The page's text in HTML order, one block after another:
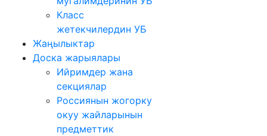
Класс
жетекчилердин УБ
Жаңылыктар
Доска жарыялары
Ийримдер жана
секциялар
Россиянын жогорку
окуу жайларынын
предметтик